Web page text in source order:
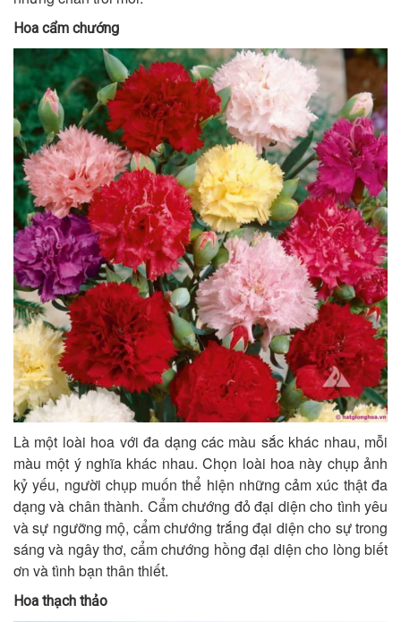
Hoa cẩm chướng
Là một loài hoa với đa dạng các màu sắc khác nhau, mỗi
màu một ý nghĩa khác nhau. Chọn loài hoa này chụp ảnh
kỷ yếu, người chụp muốn thể hiện những cảm xúc thật đa
dạng và chân thành. Cẩm chướng đỏ đại diện cho tình yêu
và sự ngưỡng mộ, cẩm chướng trắng đại diện cho sự trong
sáng và ngây thơ, cẩm chướng hồng đại diện cho lòng biết
ơn và tình bạn thân thiết.
Hoa thạch thảo